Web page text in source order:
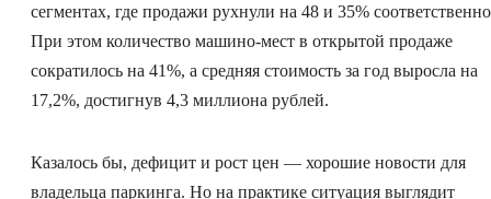
сегментах, где продажи рухнули на 48 и 35%
При этом количество машино-мест в открытой продаже
сократилось на 41%, а средняя стоимость за год выросла на
17,2%, достигнув 4,3 миллиона рублей.
Казалось бы, дефицит и рост цен — хорошие новости для
владельца паркинга. Но на практике ситуация выглядит